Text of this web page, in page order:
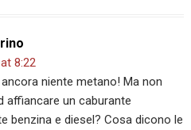
8:22
niente metano! Ma non
affiancare un caburante
benzina e diesel? Cosa dicono le